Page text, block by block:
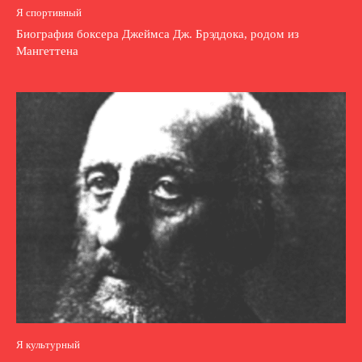
Я спортивный
Биография боксера Джеймса Дж. Брэддока, родом из
Мангеттена
Я культурный